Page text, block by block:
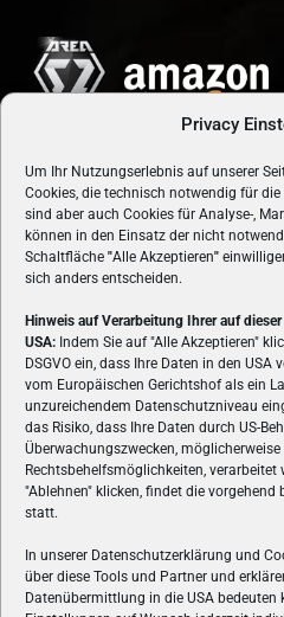
Privacy
Um Ihr Nutzungserlebnis auf unserer
Cookies, die technisch notwendig für
sind aber auch Cookies für Analyse-,
können in den Einsatz der nicht
Schaltfläche "Alle Akzeptieren"
sich anders entscheiden.
Hinweis auf Verarbeitung Ihrer auf
USA: Indem Sie auf "Alle Akzeptieren"
DSGVO ein, dass Ihre Daten in den USA
vom Europäischen Gerichtshof als ein
unzureichendem Datenschutzniveau
das Risiko, dass Ihre Daten durch US-
Überwachungszwecken,
Rechtsbehelfsmöglichkeiten, verarbeitet
"Ablehnen" klicken, findet die
statt.
In unserer Datenschutzerklärung und
über diese Tools und Partner und
Datenübermittlung in die USA bedeuten
ÜBER
VON GAMERN, FÜR GAMER!
Spielemagazin Österreichs und
Reviews und Videos zu PC-
Hardware und aus der
FOLGE